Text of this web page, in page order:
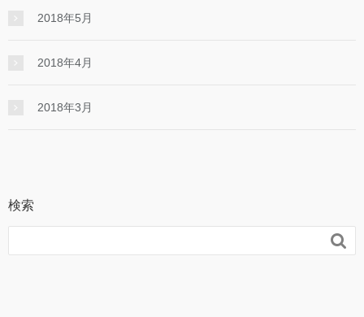
2018年5月
2018年4月
2018年3月
検索
